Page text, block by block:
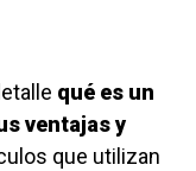
qué es un
ventajas y
que utilizan